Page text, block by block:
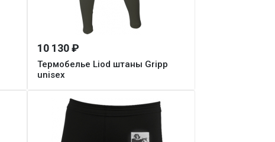
Термобелье Liod штаны Gripp
unisex
10 130 ₽